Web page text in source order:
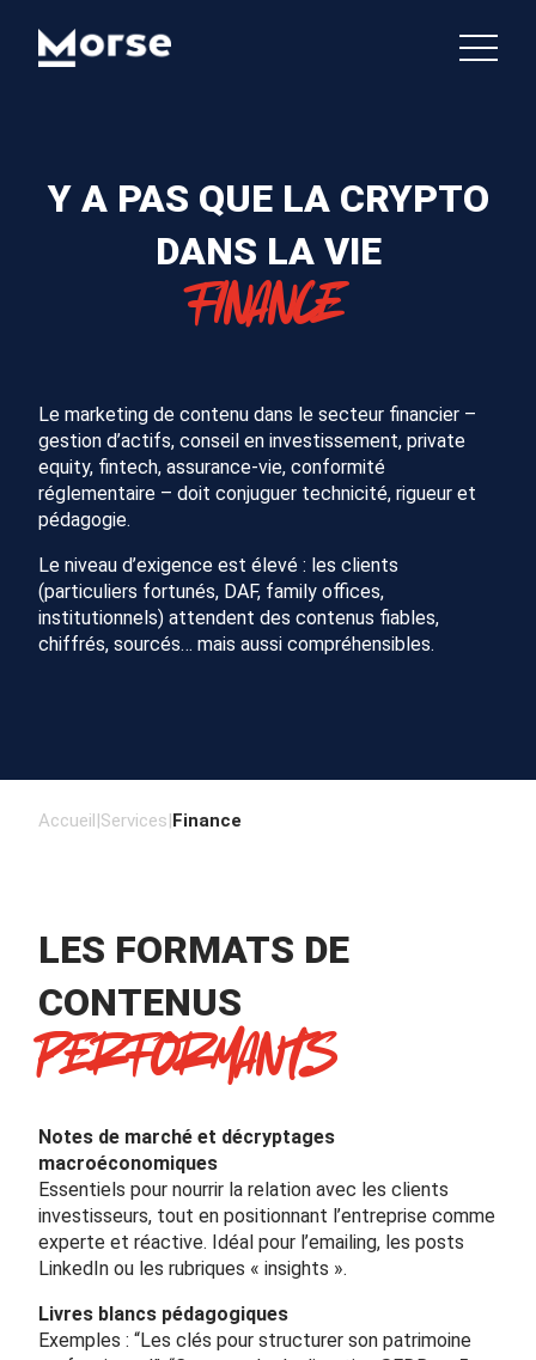
Y A PAS QUE LA CRYPTO
DANS LA VIE
FINANCE
Le marketing de contenu dans le secteur financier –
gestion d’actifs, conseil en investissement, private
equity, fintech, assurance-vie, conformité
réglementaire – doit conjuguer technicité, rigueur et
pédagogie.
Le niveau d’exigence est élevé : les clients
(particuliers fortunés, DAF, family offices,
institutionnels) attendent des contenus fiables,
chiffrés, sourcés… mais aussi compréhensibles.
Accueil|Services|Finance
LES FORMATS DE
CONTENUS
PERFORMANTS
Notes de marché et décryptages
macroéconomiques
Essentiels pour nourrir la relation avec les clients
investisseurs, tout en positionnant l’entreprise comme
experte et réactive. Idéal pour l’emailing, les posts
LinkedIn ou les rubriques « insights ».
Livres blancs pédagogiques
Exemples : “Les clés pour structurer son patrimoine